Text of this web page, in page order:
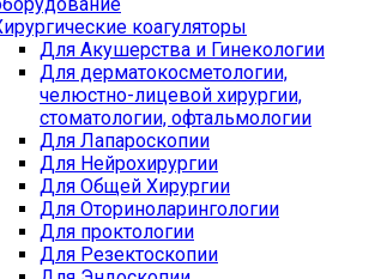
коагуляторы
Для Акушерства и Гинекологии
Для дерматокосметологии,
челюстно-лицевой хирургии,
стоматологии, офтальмологии
Для Лапароскопии
Для Нейрохирургии
Для Общей Хирургии
Для Оториноларингологии
Для проктологии
Для Резектоскопии